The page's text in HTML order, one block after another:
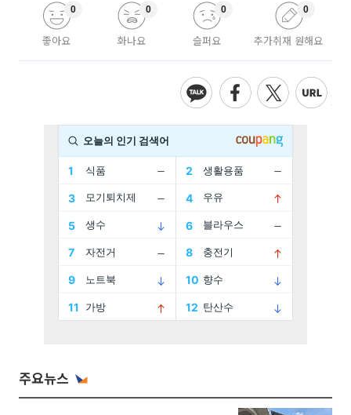
좋아요
0
화나요
0
슬퍼요
0
추가취재 원해요
0
주요뉴스